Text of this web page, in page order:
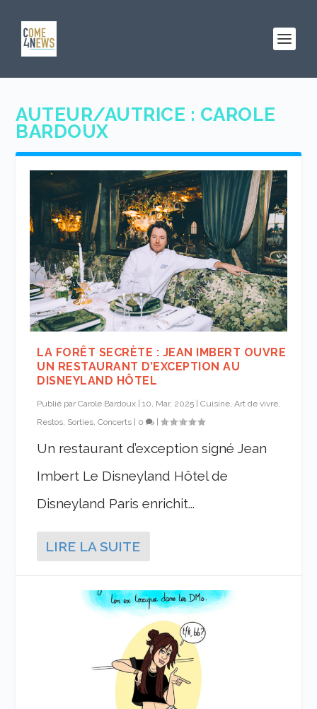
AUTEUR/AUTRICE : CAROLE
BARDOUX
LA FORÊT SECRÈTE : JEAN IMBERT OUVRE
UN RESTAURANT D’EXCEPTION AU
DISNEYLAND HÔTEL
Publié parCarole Bardoux |10, Mar, 2025 |Cuisine, Art de vivre
Restos, Sorties, Concerts | 0 |
Un restaurant d’exception signé Jean
Imbert Le Disneyland Hôtel de
Disneyland Paris enrichit...
LIRE LA SUITE